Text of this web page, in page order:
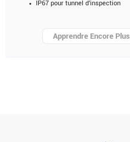
IP67 pour tunnel d'inspection
Apprendre Encore Plus